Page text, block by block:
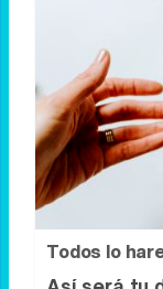
Más que un
¿El móvil